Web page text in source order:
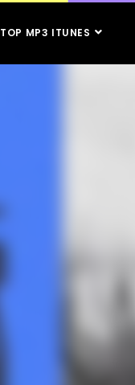
TOP MP3 ITUNES